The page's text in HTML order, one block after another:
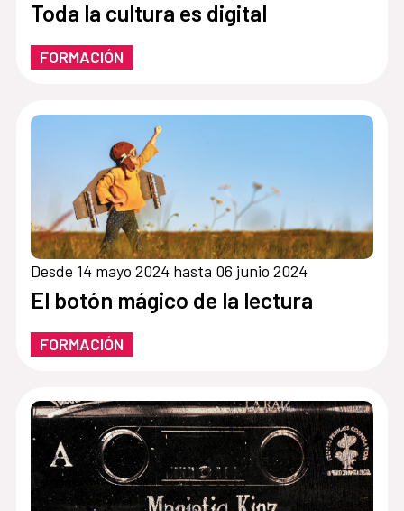
Toda la cultura es digital
FORMACIÓN
Desde 14 mayo 2024 hasta 06 junio 2024
El botón mágico de la lectura
FORMACIÓN